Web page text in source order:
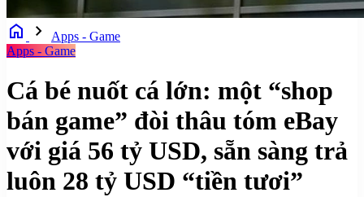
home chevron_right
Apps - Game
Apps - Game
Cá bé nuốt cá lớn: một “shop
bán game” đòi thâu tóm eBay
với giá 56 tỷ USD, sẵn sàng trả
luôn 28 tỷ USD “tiền tươi”